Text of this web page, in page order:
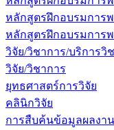
หลักสูตรฝึกอบรมการ
หลักสูตรฝึกอบรมการพ
วิจัย/วิชาการ/บริการวิ
วิจัย/วิชาการ
ยุทธศาสตร์การวิจัย
คลินิกวิจัย
การสืบค้นข้อมูลผลงา